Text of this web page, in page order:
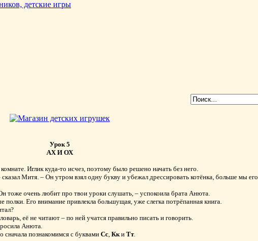
Урок 5
АХ И ОХ
Иглик куда-то исчез, поэтому было решено начать без него.
Митя. – Он утром взял одну букву и убежал дрессировать котёнка, больше мы его
тоже очень любит про твои уроки слушать, – успокоила брата Анюта.
Его внимание привлекла большущая, уже слегка потрёпанная книга.
её не читают – по ней учатся правильно писать и говорить.
Анюта.
сначала познакомимся с буквамиСс, Кки Тт.